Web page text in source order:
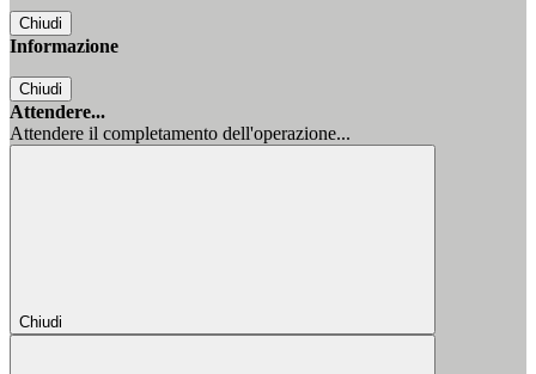
Chiudi
Informazione
Chiudi
Attendere...
Attendere il completamento dell'operazione...
Chiudi